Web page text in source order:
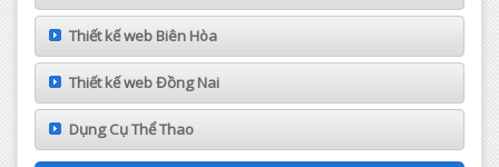
Thiết kế web Biên Hòa
Thiết kế web Đồng Nai
Dụng Cụ Thể Thao